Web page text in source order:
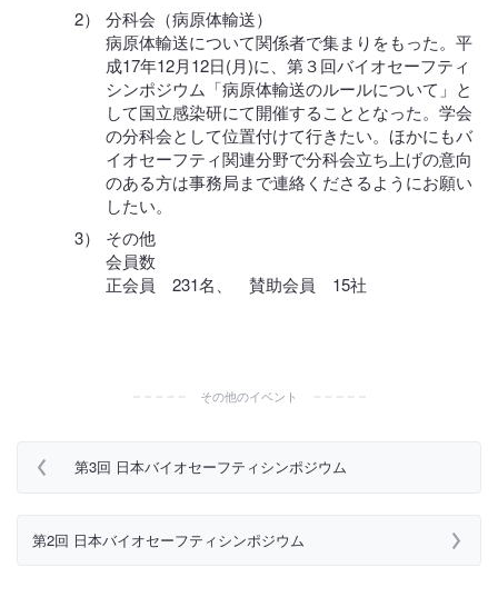
分科会（病原体輸送）
病原体輸送について関係者で集まりをもった。平
成17年12月12日(月)に、第３回バイオセーフティ
シンポジウム「病原体輸送のルールについて」と
して国立感染研にて開催することとなった。学会
の分科会として位置付けて行きたい。ほかにもバ
イオセーフティ関連分野で分科会立ち上げの意向
のある方は事務局まで連絡くださるようにお願い
したい。
その他
会員数
正会員 231名、 賛助会員 15社
その他のイベント
第3回 日本バイオセーフティシンポジウム
第2回 日本バイオセーフティシンポジウム